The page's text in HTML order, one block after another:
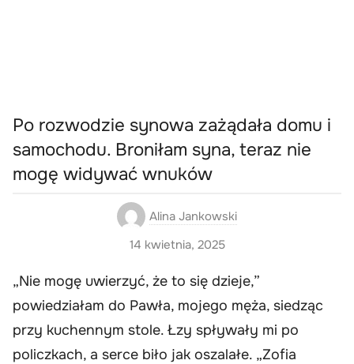
Po rozwodzie synowa zażądała domu i
samochodu. Broniłam syna, teraz nie
mogę widywać wnuków
Alina Jankowski
14 kwietnia, 2025
„Nie mogę uwierzyć, że to się dzieje,”
powiedziałam do Pawła, mojego męża, siedząc
przy kuchennym stole. Łzy spływały mi po
policzkach, a serce biło jak oszalałe. „Zofia